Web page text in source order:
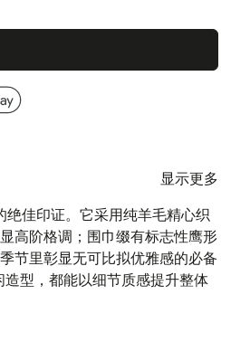
显示更多
绝佳印证。它采用纯羊毛精心织
高阶格调；围巾缀有标志性鹰形
节里彰显无可比拟优雅感的必备
型，都能以细节质感提升整体